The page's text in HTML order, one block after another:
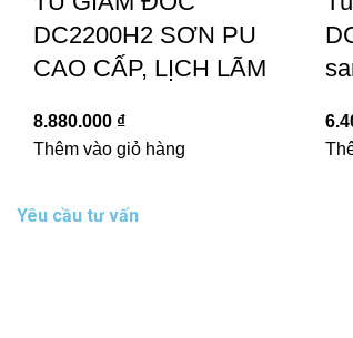
DC2200H2 SƠN PU
CAO CẤP, LỊCH LÃM
8.880.000 ₫
Thêm vào giỏ hàng
Yêu cầu tư vấn